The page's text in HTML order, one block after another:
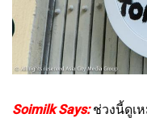
Soimilk Says:ช่วงนี้ดูเ